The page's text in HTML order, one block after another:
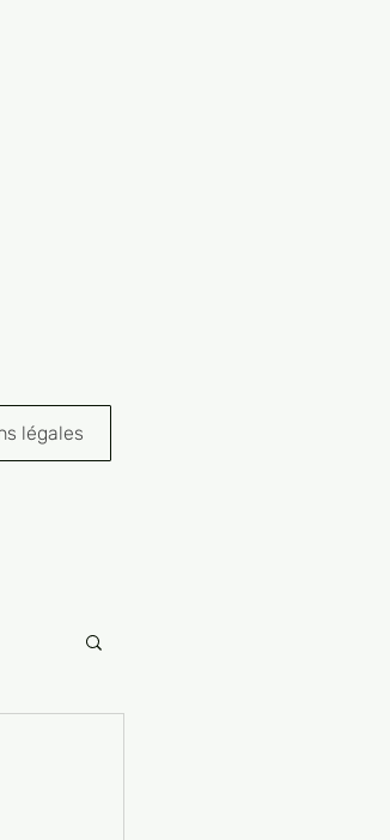
légales